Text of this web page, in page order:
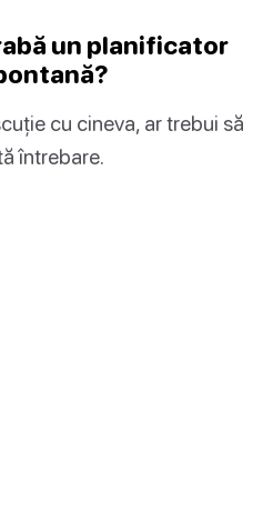
un planificator
cu cineva, ar trebui să
întrebare.